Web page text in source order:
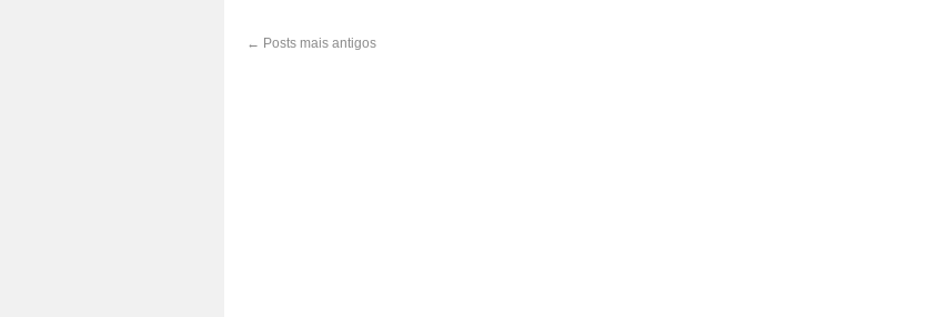
← Posts mais antigos